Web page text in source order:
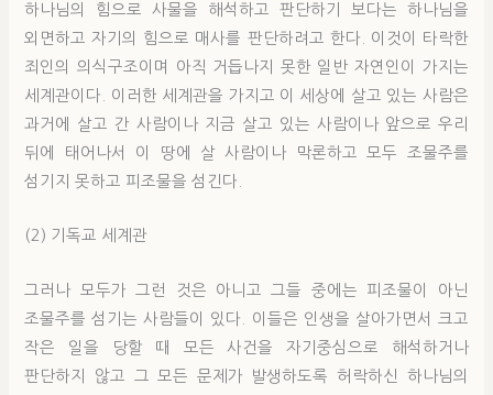
하나님의 힘으로 사물을 해석하고 판단하기 보다는 하나님을
외면하고 자기의 힘으로 매사를 판단하려고 한다. 이것이 타락한
죄인의 의식구조이며 아직 거듭나지 못한 일반 자연인이 가지는
세계관이다. 이러한 세계관을 가지고 이 세상에 살고 있는 사람은
과거에 살고 간 사람이나 지금 살고 있는 사람이나 앞으로 우리
뒤에 태어나서 이 땅에 살 사람이나 막론하고 모두 조물주를
섬기지 못하고 피조물을 섬긴다.
(2) 기독교 세계관
그러나 모두가 그런 것은 아니고 그들 중에는 피조물이 아닌
조물주를 섬기는 사람들이 있다. 이들은 인생을 살아가면서 크고
작은 일을 당할 때 모든 사건을 자기중심으로 해석하거나
판단하지 않고 그 모든 문제가 발생하도록 허락하신 하나님의